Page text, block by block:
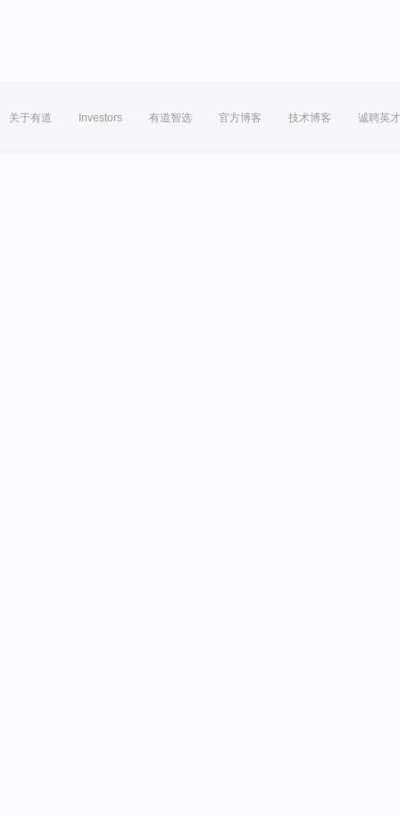
关于有道 Investors 有道智选 官方博客 技术博客 诚聘英才